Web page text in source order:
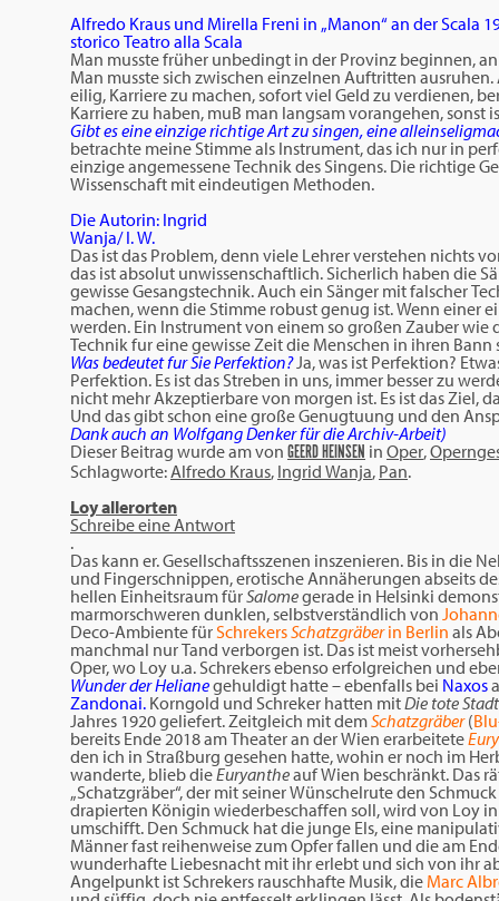
Alfredo Kraus und Mirella Freni in „Manon“ an der Scala
storico Teatro alla Scala
Man musste früher unbedingt in der Provinz beginnen,
Man musste sich zwischen einzelnen Auftritten
eilig, Karriere zu machen, sofort viel Geld zu verdienen,
Karriere zu haben, muB man langsam vorangehen, sonst
Gibt es eine einzige richtige Art zu singen, eine
betrachte meine Stimme als Instrument, das ich nur in
einzige angemessene Technik des Singens. Die richtige
Wissenschaft mit eindeutigen Methoden.
Die Autorin: Ingrid
Wanja/ I. W.
Das ist das Problem, denn viele Lehrer verstehen nichts
das ist absolut unwissenschaftlich. Sicherlich haben die
gewisse Gesangstechnik. Auch ein Sänger mit falscher
machen, wenn die Stimme robust genug ist. Wenn einer
werden. Ein Instrument von einem so großen Zauber
Technik fur eine gewisse Zeit die Menschen in ihren Bann
Was bedeutet fur Sie Perfektion?Ja, was ist Perfektion?
Perfektion. Es ist das Streben in uns, immer besser zu
nicht mehr Akzeptierbare von morgen ist. Es ist das Ziel,
Und das gibt schon eine große Genugtuung und den
Dank auch an Wolfgang Denker für die Archiv-Arbeit)
Dieser Beitrag wurde amvon GEERD HEINSEN in Oper,
Schlagworte:Alfredo Kraus, Ingrid Wanja, Pan.
Loy allerorten
Schreibe eine Antwort
.
Das kann er. Gesellschaftsszenen inszenieren. Bis in
und Fingerschnippen, erotische Annäherungen abseits
hellen Einheitsraum fürSalomegerade in Helsinki
marmorschweren dunklen, selbstverständlich von
Deco-Ambiente fürSchrekersSchatzgräberin Berlin als
manchmal nur Tand verborgen ist. Das ist meist
Oper, wo Loy u.a. Schrekers ebenso erfolgreichen und
Wunder der Helianegehuldigt hatte – ebenfalls bei Naxos
Zandonai. Korngold und Schreker hatten mitDie tote Stadt
Jahres 1920 geliefert. Zeitgleich mit demSchatzgräber (
bereits Ende 2018 am Theater an der Wien erarbeitete
den ich in Straßburg gesehen hatte, wohin er noch im
wanderte, blieb dieEuryantheauf Wien beschränkt. Das
„Schatzgräber“, der mit seiner Wünschelrute den
drapierten Königin wiederbeschaffen soll, wird von Loy
umschifft. Den Schmuck hat die junge Els, eine
Männer fast reihenweise zum Opfer fallen und die am
wunderhafte Liebesnacht mit ihr erlebt und sich von ihr
Angelpunkt ist Schrekers rauschhafte Musik, die Marc